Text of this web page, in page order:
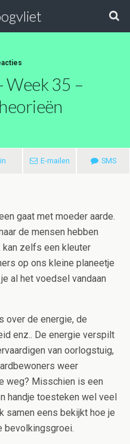
Week 35 –
E-mailen SMS
gaat met moeder aarde.
de mensen hebben
kan zelfs een kleuter
op ons kleine planeetje
al het voedsel vandaan
over de energie, de
enz.. De energie verspilt
van oorlogstuig,
weer
weg? Misschien is een
handje toesteken wel veel
samen eens bekijkt hoe je
bevolkingsgroei.